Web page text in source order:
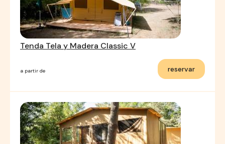
Tenda Tela y Madera Classic V
a partir de reservar